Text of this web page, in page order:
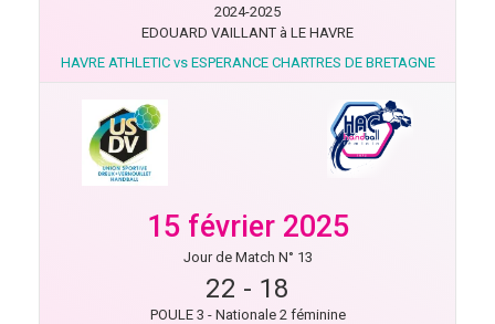
2024-2025
EDOUARD VAILLANT à LE HAVRE
HAVRE ATHLETIC vs ESPERANCE CHARTRES DE BRETAGNE
15 février 2025
Jour de Match N° 13
22 - 18
POULE 3 - Nationale 2 féminine